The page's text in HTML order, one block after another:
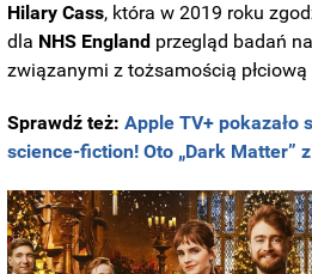
Hilary Cass, która w 2019 roku
dla NHS England przegląd badań
związanymi z tożsamością płciową
Sprawdź też:Apple TV+ pokazało
science-fiction! Oto „Dark Matter”